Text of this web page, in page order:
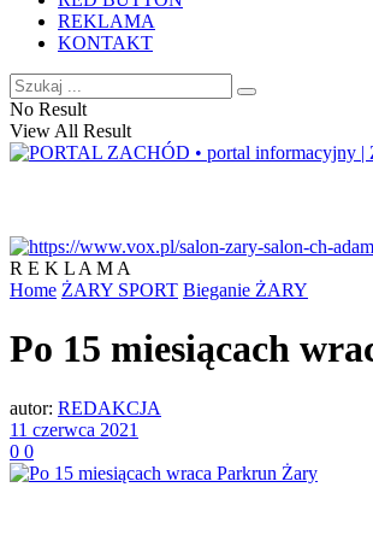
REKLAMA
KONTAKT
No Result
View All Result
R E K L A M A
Home ŻARY SPORT Bieganie ŻARY
Po 15 miesiącach
autor: REDAKCJA
11 czerwca 2021
0 0